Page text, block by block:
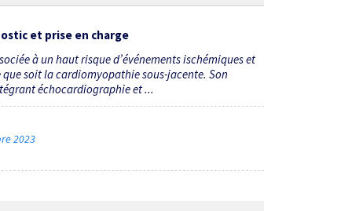
et prise en charge
à un haut risque d’événements ischémiques et
soit la cardiomyopathie sous-jacente. Son
échocardiographie et ...
2023